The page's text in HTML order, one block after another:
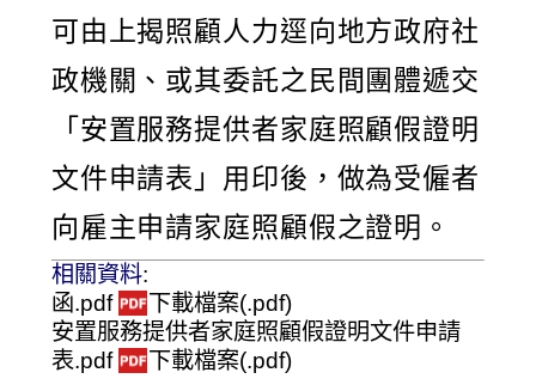
可由上揭照顧人力逕向地方政府社
政機關、或其委託之民間團體遞交
「安置服務提供者家庭照顧假證明
文件申請表」用印後，做為受僱者
向雇主申請家庭照顧假之證明。
相關資料:
函.pdf
下載檔案(.pdf)
安置服務提供者家庭照顧假證明文件申請
表.pdf
下載檔案(.pdf)